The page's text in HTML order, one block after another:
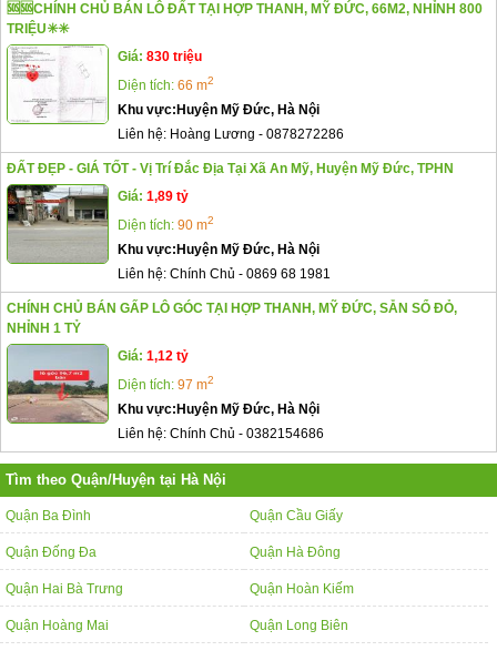
🆘️🆘️CHÍNH CHỦ BÁN LÔ ĐẤT TẠI HỢP THANH, MỸ ĐỨC, 66M2, NHỈNH 800
TRIỆU✳️✳️
Giá: 830 triệu
Diện tích: 66 m2
Khu vực: Huyện Mỹ Đức, Hà Nội
Liên hệ: Hoàng Lương - 0878272286
ĐẤT ĐẸP - GIÁ TỐT - Vị Trí Đắc Địa Tại Xã An Mỹ, Huyện Mỹ Đức, TPHN
Giá: 1,89 tỷ
Diện tích: 90 m2
Khu vực: Huyện Mỹ Đức, Hà Nội
Liên hệ: Chính Chủ - 0869 68 1981
CHÍNH CHỦ BÁN GẤP LÔ GÓC TẠI HỢP THANH, MỸ ĐỨC, SẴN SỔ ĐỎ,
NHỈNH 1 TỶ
Giá: 1,12 tỷ
Diện tích: 97 m2
Khu vực: Huyện Mỹ Đức, Hà Nội
Liên hệ: Chính Chủ - 0382154686
Tìm theo Quận/Huyện tại Hà Nội
Quận Ba Đình Quận Cầu Giấy
Quận Đống Đa Quận Hà Đông
Quận Hai Bà Trưng Quận Hoàn Kiếm
Quận Hoàng Mai Quận Long Biên